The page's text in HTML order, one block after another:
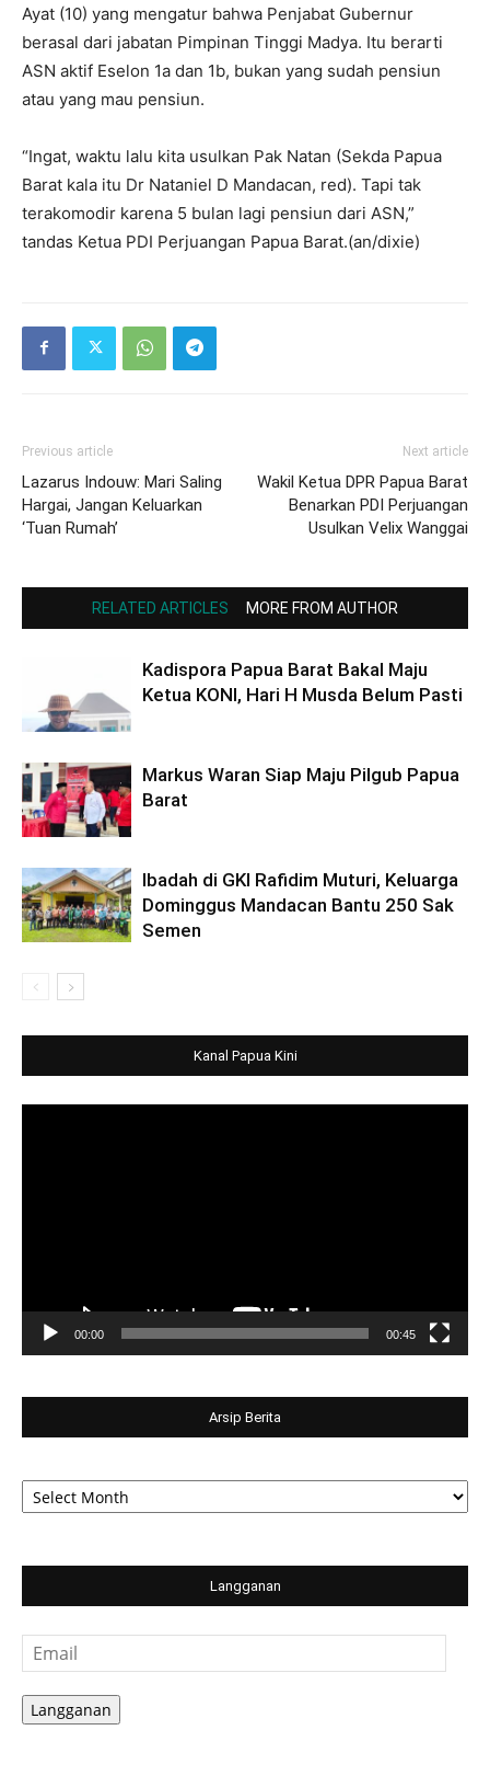
Ayat (10) yang mengatur bahwa Penjabat Gubernur
berasal dari jabatan Pimpinan Tinggi Madya. Itu berarti
ASN aktif Eselon 1a dan 1b, bukan yang sudah pensiun
atau yang mau pensiun.
“Ingat, waktu lalu kita usulkan Pak Natan (Sekda Papua
Barat kala itu Dr Nataniel D Mandacan, red). Tapi tak
terakomodir karena 5 bulan lagi pensiun dari ASN,”
tandas Ketua PDI Perjuangan Papua Barat.(an/dixie)
Previous article
Lazarus Indouw: Mari Saling
Hargai, Jangan Keluarkan
‘Tuan Rumah’
Next article
Wakil Ketua DPR Papua Barat
Benarkan PDI Perjuangan
Usulkan Velix Wanggai
RELATED ARTICLES MORE FROM AUTHOR
Kadispora Papua Barat Bakal Maju
Ketua KONI, Hari H Musda Belum Pasti
Markus Waran Siap Maju Pilgub Papua
Barat
Ibadah di GKI Rafidim Muturi, Keluarga
Dominggus Mandacan Bantu 250 Sak
Semen
Kanal Papua Kini
00:00 00:45
Arsip Berita
Arsip
Berita
Langganan
Email
Langganan